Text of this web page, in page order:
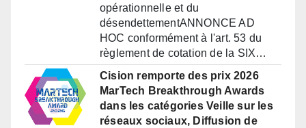
opérationnelle et du
désendettementANNONCE AD
HOC conformément à l'art. 53 du
règlement de cotation de la SIX…
Cision remporte des prix 2026
MarTech Breakthrough Awards
dans les catégories Veille sur les
réseaux sociaux, Diffusion de